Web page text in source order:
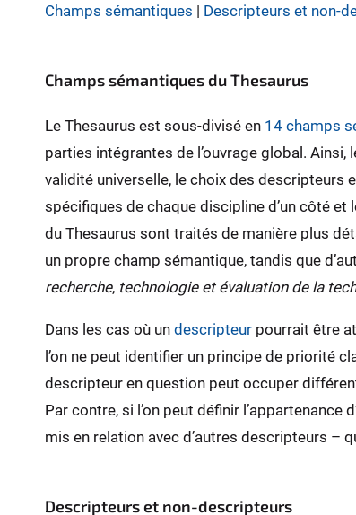
Champs sémantiques | Descripteurs et non-
Champs sémantiques du Thesaurus
Le Thesaurus est sous-divisé en 14 champs
parties intégrantes de l’ouvrage global.
validité universelle, le choix des descripteurs
spécifiques de chaque discipline d’un côté
du Thesaurus sont traités de manière plus
un propre champ sémantique, tandis que
recherche, technologie et évaluation de la
Dans les cas où un descripteur pourrait être
l’on ne peut identifier un principe de priorité
descripteur en question peut occuper
Par contre, si l’on peut définir
mis en relation avec d’autres descripteurs –
Descripteurs et non-descripteurs